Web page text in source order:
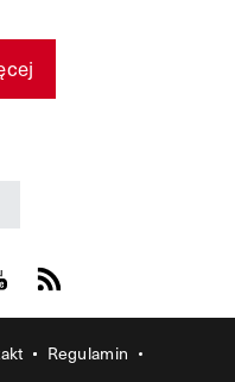
us on Youtube
Visit us on Rss
Regulamin